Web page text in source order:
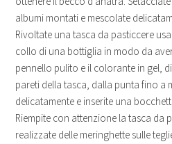
albumi montati e mescolate
Rivoltate una tasca da pasticcere
collo di una bottiglia in modo da
pennello pulito e il colorante in gel,
pareti della tasca, dalla punta fino a
delicatamente e inserite una
Riempite con attenzione la tasca da
realizzate delle meringhette sulle